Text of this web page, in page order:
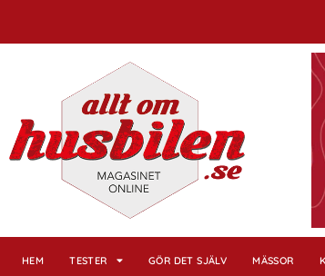
HEM TESTER GÖR DET SJÄLV MÄSSOR